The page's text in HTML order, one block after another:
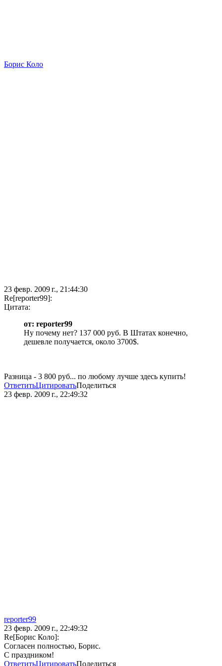
Борис Коло
23 февр. 2009 г., 21:44:30
Re[reporter99]:
Цитата:
от: reporter99
Ну почему нет? 137 000 руб. В Штатах конечно,
дешевле получается, около 3700$.
Разница - 3 800 руб... по любому лучше здесь купить!
ОтветитьЦитироватьПоделиться
23 февр. 2009 г., 22:49:32
reporter99
23 февр. 2009 г., 22:49:32
Re[Борис Коло]:
Согласен полностью, Борис.
С праздником!
ОтветитьЦитироватьПоделиться